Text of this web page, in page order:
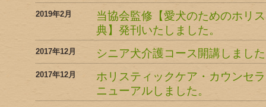
2019年2月
当協会監修【愛犬のためのホリ
典】発刊いたしました。
2017年12月 シニア犬介護コース開講しまし
2017年12月
ホリスティックケア・カウンセ
ニューアルしました。